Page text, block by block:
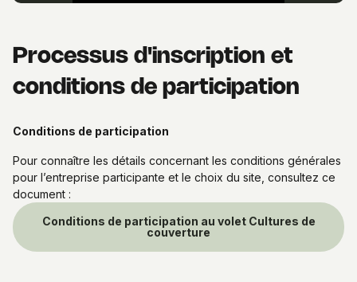
Processus d'inscription et
conditions de participation
Conditions de participation
Pour connaître les détails concernant les conditions générales
pour l’entreprise participante et le choix du site, consultez ce
document :
Conditions de participation au volet Cultures de
couverture